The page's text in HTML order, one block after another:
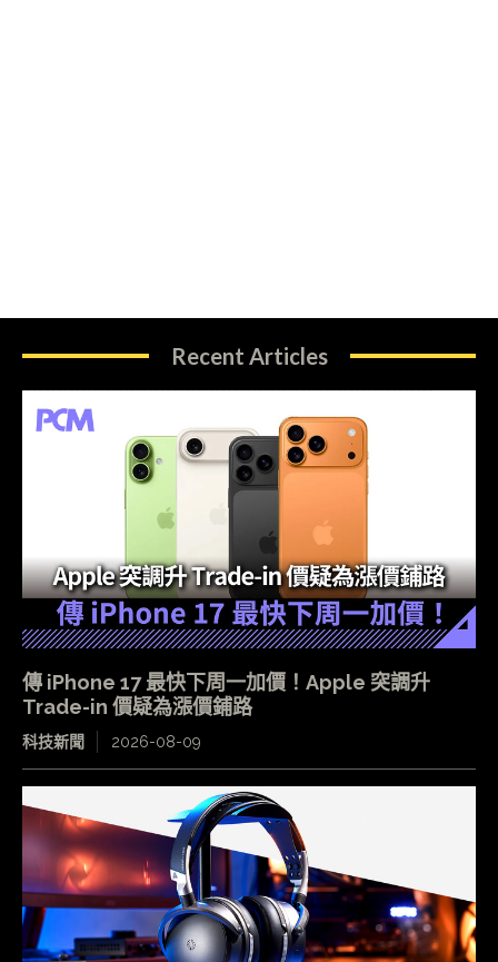
Recent Articles
傳 iPhone 17 最快下周一加價！Apple 突調升
Trade-in 價疑為漲價鋪路
科技新聞 2026-08-09